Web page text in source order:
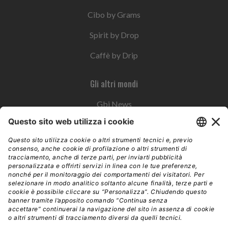
Cibo by Grams
Spirit by Drop
Caffè by Drip
Gli altri mondi
Gbi News
Instoremag
Esplora il gruppo
Edra Edizioni
Edizioni LSWR
LSWR Group